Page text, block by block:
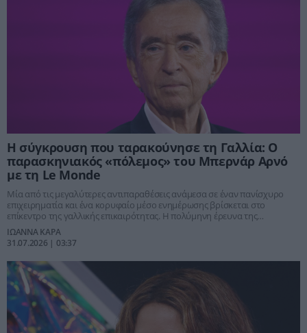
Η σύγκρουση που ταρακούνησε τη Γαλλία: Ο
παρασκηνιακός «πόλεμος» του Μπερνάρ Αρνό
με τη Le Monde
Μία από τις μεγαλύτερες αντιπαραθέσεις ανάμεσα σε έναν πανίσχυρο
επιχειρηματία και ένα κορυφαίο μέσο ενημέρωσης βρίσκεται στο
επίκεντρο της γαλλικής επικαιρότητας. Η πολύμηνη έρευνα της
εφημερίδας Le Monde για την επιχειρηματική αυτοκρατορία του
Μπερνάρ Αρνό προκάλεσε έντονες αντιδράσεις, αναδεικνύοντας τη
διαχρονική σύγκρουση ανάμεσα στην ερευνητική δημοσιογραφία και
την ισχύ των μεγάλων οικονομικών ομίλων.
ΙΩΑΝΝΑ ΚΑΡΑ
31.07.2026 | 03:37